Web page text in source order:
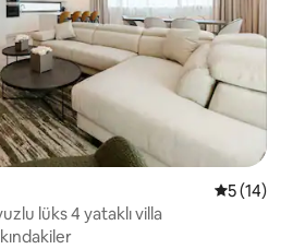
55 (14)
lüks 4 yataklı villa